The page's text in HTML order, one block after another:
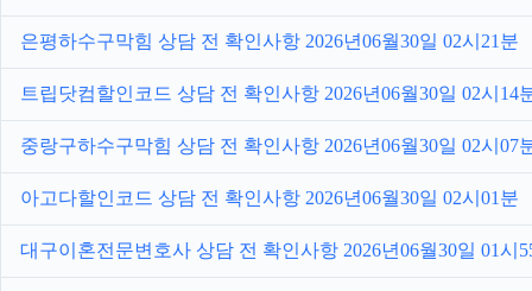
은평하수구막힘 상담 전 확인사항 2026년06월30일 02시21분
트립닷컴할인코드 상담 전 확인사항 2026년06월30일 02시14
중랑구하수구막힘 상담 전 확인사항 2026년06월30일 02시07
아고다할인코드 상담 전 확인사항 2026년06월30일 02시01분
대구이혼전문변호사 상담 전 확인사항 2026년06월30일 01시